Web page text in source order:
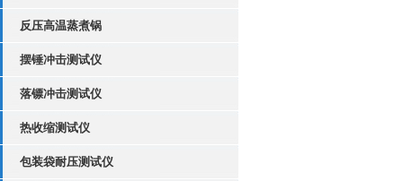
反压高温蒸煮锅
摆锤冲击测试仪
落镖冲击测试仪
热收缩测试仪
包装袋耐压测试仪